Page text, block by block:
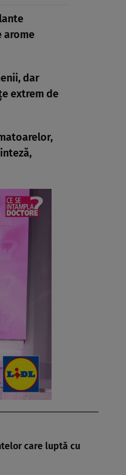
arome
dar
extrem de
care luptă cu